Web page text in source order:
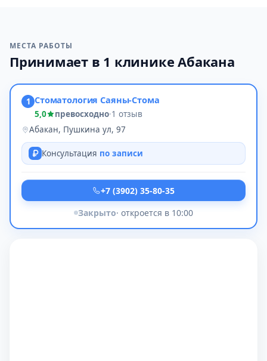
МЕСТА РАБОТЫ
Принимает в 1 клинике Абакана
1 Стоматология Саяны-Стома
5,0 превосходно·1 отзыв
Абакан, Пушкина ул, 97
Консультация по записи
+7 (3902) 35-80-35
Закрыто· откроется в 10:00